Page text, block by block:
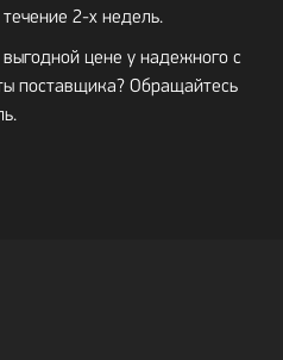
2-х недель.
цене у надежного с
поставщика? Обращайтесь